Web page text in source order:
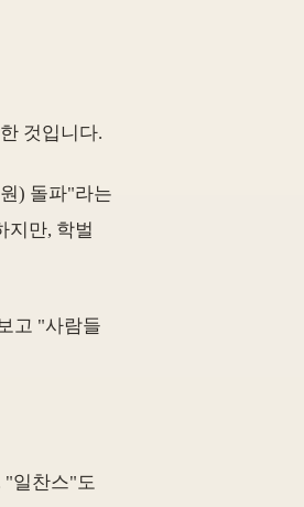
것입니다.
) 돌파"라는
지만, 학벌
고 "사람들
"일찬스"도